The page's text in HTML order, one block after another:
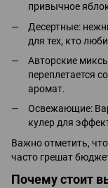
привычное
Десертные:
для тех, кто
Авторские
переплетается
аромат.
Освежающие:
кулер для
Важно отметить,
часто грешат
Почему стоит